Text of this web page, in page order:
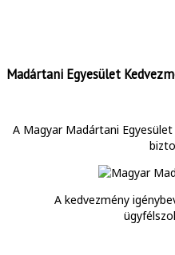
Madártani Egyesület
A Magyar Madártani
A kedvezmény